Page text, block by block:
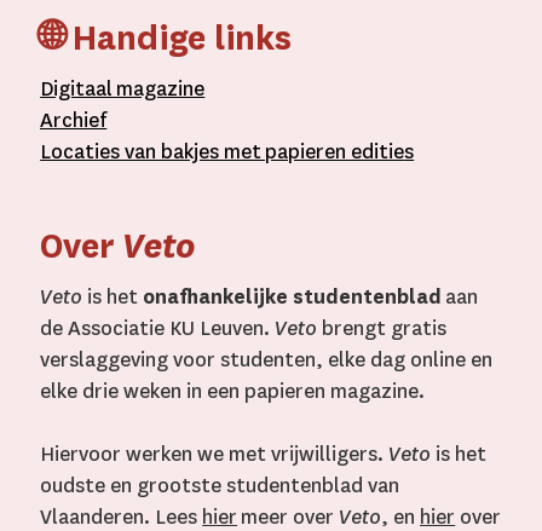
🌐 Handige links
Digitaal magazine
Archief
Locaties van bakjes metpapieren edities
Over Veto
Veto is het onafhankelijke studentenblad aan
de Associatie KU Leuven. Veto brengt gratis
verslaggeving voor studenten, elke dag online en
elke drie weken in een papieren magazine.
Hiervoor werken we met vrijwilligers. Veto is het
oudste en grootste studentenblad van
Vlaanderen. Lees hier meer over Veto, en hier over